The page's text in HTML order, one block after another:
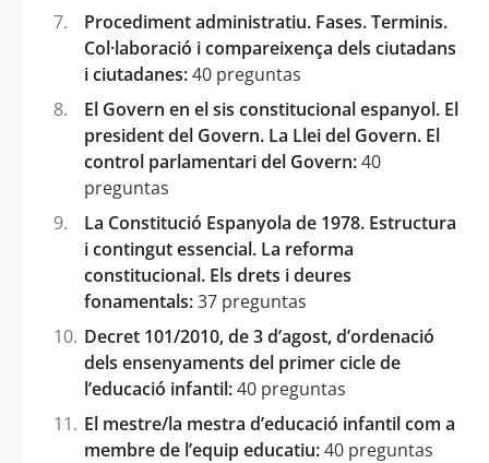
Procediment administratiu. Fases. Terminis.
Col·laboració i compareixença dels ciutadans
i ciutadanes:40 preguntas
El Govern en el sis constitucional espanyol. El
president del Govern. La Llei del Govern. El
control parlamentari del Govern:40
preguntas
La Constitució Espanyola de 1978. Estructura
i contingut essencial. La reforma
constitucional. Els drets i deures
fonamentals:37 preguntas
Decret 101/2010, de 3 d’agost, d’ordenació
dels ensenyaments del primer cicle de
l’educació infantil:40 preguntas
El mestre/la mestra d’educació infantil com a
membre de l’equip educatiu:40 preguntas